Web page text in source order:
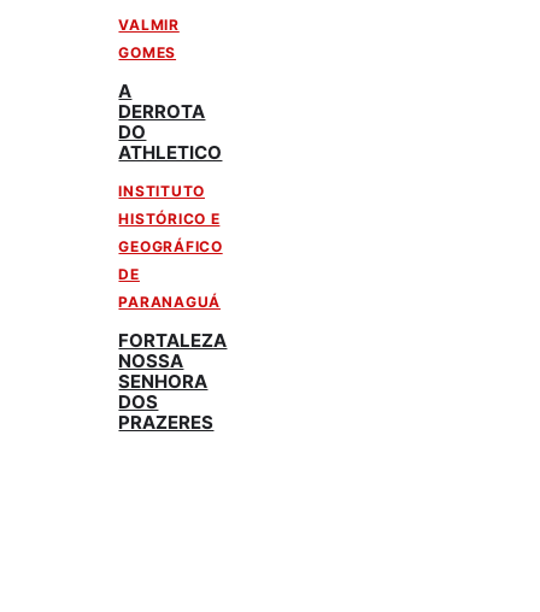
VALMIR
GOMES
A
DERROTA
DO
ATHLETICO
INSTITUTO
HISTÓRICO E
GEOGRÁFICO
DE
PARANAGUÁ
FORTALEZA
NOSSA
SENHORA
DOS
PRAZERES